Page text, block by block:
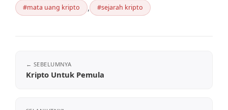
Tagmata uang kripto , sejarah kripto
Kripto Untuk Pemula